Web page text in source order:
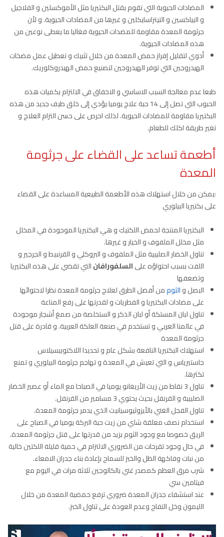
المضادات الحيوية التي تقوم بقتل البكتيريا مثل الأموكسلين و الفلاجيل
و البياكسين و التيتراسايكلين و غيرها من المضادات الحيوية. و لأن
جرثومة المعدة مقاومة للمضدات الحيوية فغاليا ما يعطى نوعين من
هذه المضادات الحيوية.
أدوي لتقليل إفراز حمض المعدة من خلال تثبيك و تعطيل عمل مضخات
الهيدروجين التي توفر الهيدروجين لتصنيع حمض الهيدروكلوريك.
طبعا عدم معالجة السبب الاساسي و الاخفاق في الالتزام بكميات هذه
الحبوب التي تصل إلى 14 حبة علاج يوميا يؤدي إلى خلق طيف جديد من هذه
البكتيريا مقاومة للمضادات الحيوية. لذلك احرص على حسن التزام العلاج و
تغير طريقة اكلك للطعام.
أطعمة تساعد على القضاء على جرثومة
المعدة
:يمكن من خلال استهلاك هذه الأطعمة الطبيعية المساعدة على القضاء
على بكتيريا البيلوري
البكتيريا المنتجة لحمض اللكتيك و هي البكتيريا الموجودة في المخلل
مثل مخلل الملفوف و الخيار و غيرها.
تناول الخضار الصليبية مثل الملفوف و البروكلي و القرنبيط و الجرجير و
اللفت بسبب احتواؤه علىالسلفورافانالتي تقضي على هذه البكتيريا
وتضعفها
البصل والثوممن أفضل الطرق لعلاج جرثومة المعدة نظرا لاحتوائها
على مضادات البكتيريا و الفطريات و لقدرتها على رفع المناعة
تناول لبان المستكة أو لبان الذكر و الستخلصة من صمغ أشجار موجودة
في عالمنا العربي و تستخدم في صنعة العلكة العربية. و قادرة على قتل
جرثومة المعدة
استهلاك البكتيريا النافعة بشكل عام و تحديدا اللاكتوبيسيلاس
جاستيرياس و التي تعيش في المعدة و تهاجم جرثومة البيلوري و تمنع
تكثرها.
تناول 3 نقاط من زيت الأريغانو يوميا في الصباحا مع الماء أو عصير الخضار
الصليبية و القرنفل بحيث يحتوي 3 مسامير من القرنفل.
تناول الفجل الغني بالأيزوثيوسيانيت الذي يدمر جرثومة المعدة.
استخدام نصف معلقة شاي من زيت حبة البركة يوميا في الصباح على
الريق خصوصا مع وجود الثوم بزيد من قدرتها على قتل جرثومة المعدة.
في حال وجود تقرحات من الضروري الالتزام في حمية قليلة اللكتين خالية
من نبات وفاكهة الظل والخبز للسماح بإعادة بناء جدران الامعاء.
شرب مرق العظم كمصدر غني بالكالوجين ثلاثة مرات في اليوم مع
فيتامين سي
عند استشفاء جدران المعدة ضروري ترفع حمضية المعدة من خلال
الليمون وخل التفاح وعدم العودة على تناول الخبز.